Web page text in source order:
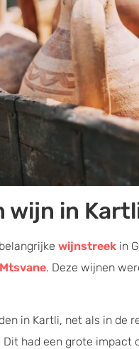
wijn in
wijnstreek in
Mtsvane. Deze wijnen
in Kartli, net als in
had een grote